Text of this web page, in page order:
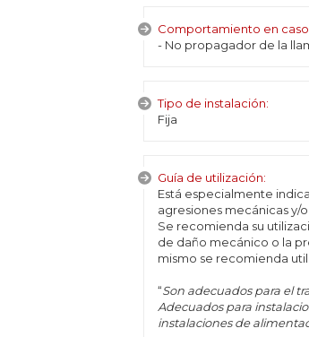
Comportamiento en
- No propagador de la
Tipo de instalación:
Fija
Guía de utilización:
Está especialmente
agresiones mecánicas y/o
Se recomienda su
de daño mecánico o la
mismo se recomienda
“Son adecuados para el
Adecuados para
instalaciones de